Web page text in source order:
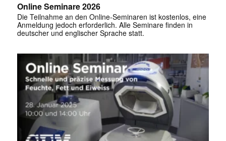
Online Seminare 2026
Die Teilnahme an den Online-Seminaren ist kostenlos, eine
Anmeldung jedoch erforderlich. Alle Seminare finden in
deutscher und englischer Sprache statt.